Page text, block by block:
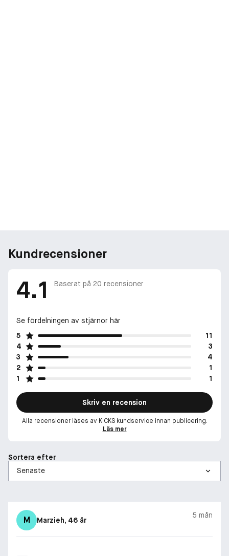
Kundrecensioner
4.1 Baserat på 20 recensioner
Se fördelningen av stjärnor här
5
11
4
3
3
4
2
1
1
1
Skriv en recension
Alla recensioner läses av KICKS kundservice innan publicering.
Läs mer
Sortera efter
M Marzieh, 46 år
5 mån